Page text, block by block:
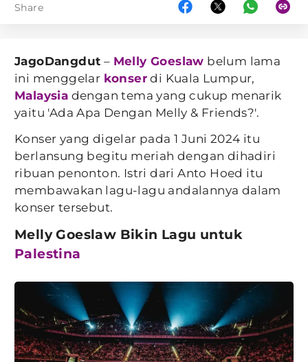
Share
JagoDangdut – Melly Goeslaw belum lama
ini menggelar konser di Kuala Lumpur,
Malaysia dengan tema yang cukup menarik
yaitu 'Ada Apa Dengan Melly & Friends?'.
Konser yang digelar pada 1 Juni 2024 itu
berlansung begitu meriah dengan dihadiri
ribuan penonton. Istri dari Anto Hoed itu
membawakan lagu-lagu andalannya dalam
konser tersebut.
Melly Goeslaw Bikin Lagu untuk
Palestina